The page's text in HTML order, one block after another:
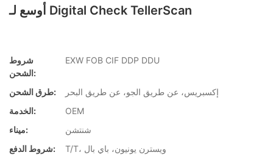
أوسع لـ Digital Check TellerScan
شروط
الشحن:
EXW FOB CIF DDP DDU
طرق الشحن:
إكسبريس، عن طريق الجو، عن طريق البحر
الخدمة:
OEM
ميناء:
شنتشن
شروط الدفع:
T/T، ويسترن يونيون، باي بال